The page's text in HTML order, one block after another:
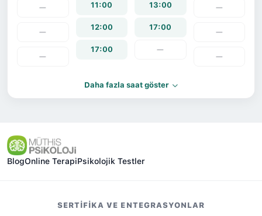
—
—
—
11:00
12:00
17:00
13:00
17:00
—
—
—
—
Daha fazla saat göster
BlogOnline TerapiPsikolojik Testler
SERTIFIKA VE ENTEGRASYONLAR